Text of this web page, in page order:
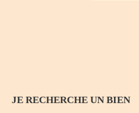
JE RECHERCHE UN BIEN